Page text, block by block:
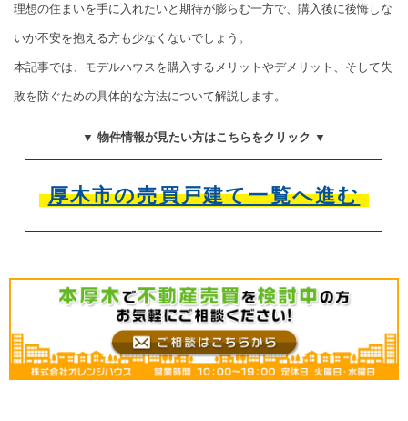
理想の住まいを手に入れたいと期待が膨らむ一方で、購入後に後悔しな
いか不安を抱える方も少なくないでしょう。
本記事では、モデルハウスを購入するメリットやデメリット、そして失
敗を防ぐための具体的な方法について解説します。
▼ 物件情報が見たい方はこちらをクリック ▼
厚木市の売買戸建て一覧へ進む